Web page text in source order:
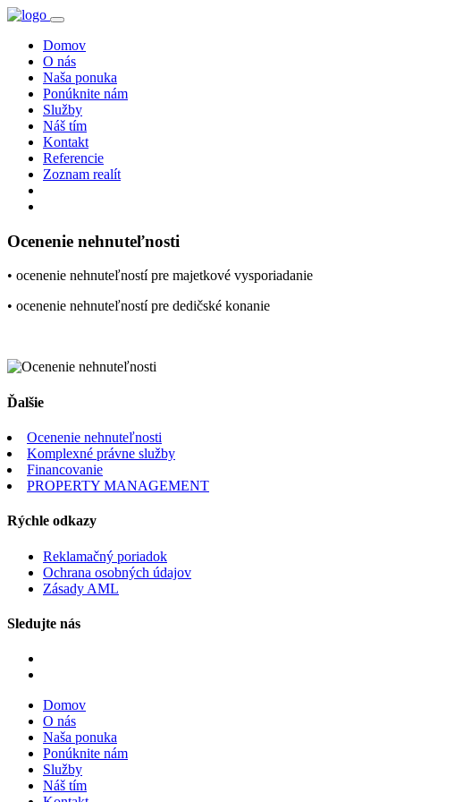
Domov
O nás
Naša ponuka
Ponúknite nám
Služby
Náš tím
Kontakt
Referencie
Zoznam realít
Ocenenie nehnuteľnosti
• ocenenie nehnuteľností pre majetkové vysporiadanie
• ocenenie nehnuteľností pre dedičské konanie
Ďalšie
Ocenenie nehnuteľnosti
Komplexné právne služby
Financovanie
PROPERTY MANAGEMENT
Rýchle odkazy
Reklamačný poriadok
Ochrana osobných údajov
Zásady AML
Sledujte nás
Domov
O nás
Naša ponuka
Ponúknite nám
Služby
Náš tím